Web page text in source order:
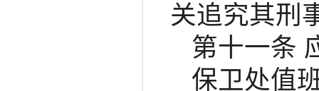
关追究其刑
第十一条
保卫处值